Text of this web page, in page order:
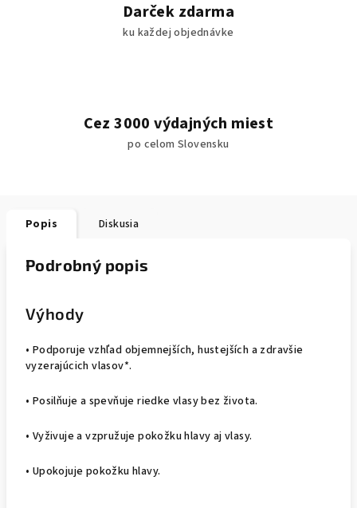
Darček zdarma
ku každej objednávke
Cez 3000 výdajných miest
po celom Slovensku
Popis Diskusia
Podrobný popis
Výhody
• Podporuje vzhľad objemnejších, hustejších a zdravšie
vyzerajúcich vlasov*.
• Posilňuje a spevňuje riedke vlasy bez života.
• Vyživuje a vzpružuje pokožku hlavy aj vlasy.
• Upokojuje pokožku hlavy.